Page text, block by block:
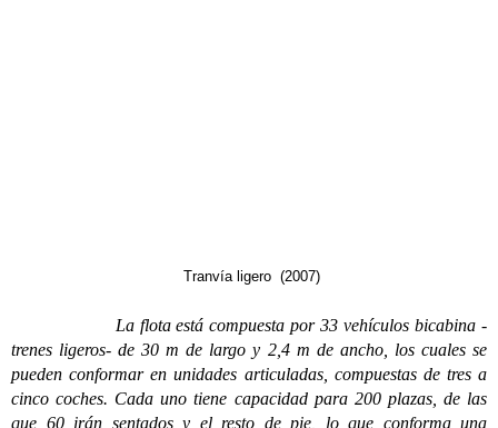
Tranvía ligero (2007)
La flota está compuesta por 33 vehículos bicabina -
trenes ligeros- de 30 m de largo y 2,4 m de ancho, los cuales se
pueden conformar en unidades articuladas, compuestas de tres a
cinco coches. Cada uno tiene capacidad para 200 plazas, de las
que 60 irán sentados y el resto de pie, lo que conforma una